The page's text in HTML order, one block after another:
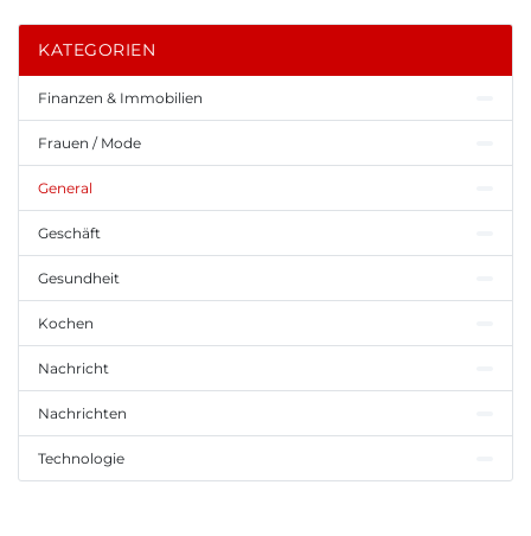
KATEGORIEN
Finanzen & Immobilien
Frauen / Mode
General
Geschäft
Gesundheit
Kochen
Nachricht
Nachrichten
Technologie